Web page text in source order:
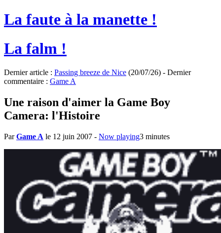
La faute à la manette !
La falm !
Dernier article : Passing breeze de Nice (20/07/26) - Dernier
commentaire : Game A
Une raison d'aimer la Game Boy
Camera: l'Histoire
ParGame A le 12 juin 2007 - Now playing3 minutes